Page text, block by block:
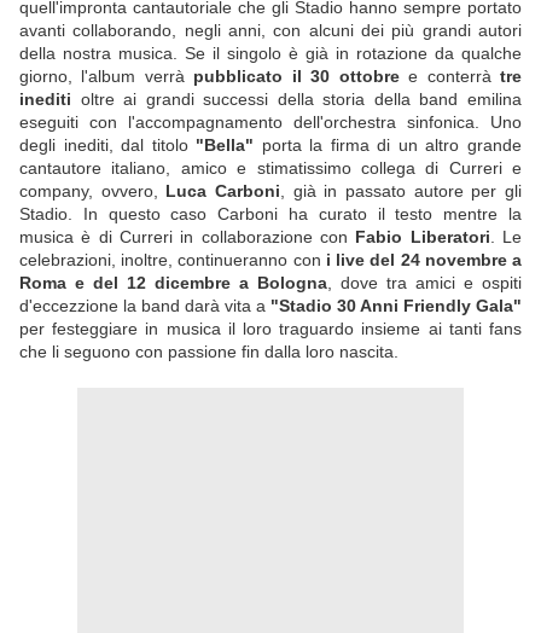
quell'impronta cantautoriale che gli Stadio hanno sempre portato
avanti collaborando, negli anni, con alcuni dei più grandi autori
della nostra musica. Se il singolo è già in rotazione da qualche
giorno, l'album verrà pubblicato il 30 ottobree conterràtre
inediti oltre ai grandi successi della storia della band emilina
eseguiti con l'accompagnamento dell'orchestra sinfonica. Uno
degli inediti, dal titolo "Bella" porta la firma di un altro grande
cantautore italiano, amico e stimatissimo collega di Curreri e
company, ovvero, Luca Carboni , già in passato autore per gli
Stadio. In questo caso Carboni ha curato il testo mentre la
musica è di Curreri in collaborazione con Fabio Liberatori . Le
celebrazioni, inoltre, continueranno con i live del 24 novembre a
Roma e del 12 dicembre a Bologna , dove tra amici e ospiti
d'eccezzione la band darà vita a "Stadio 30 Anni Friendly Gala"
per festeggiare in musica il loro traguardo insieme ai tanti fans
che li seguono con passione fin dalla loro nascita.